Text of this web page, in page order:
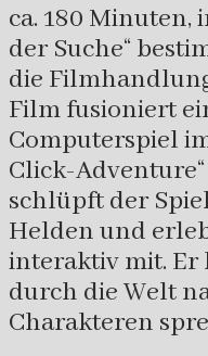
ca. 180 Minuten,
der Suche“
die
Film fusioniert
Computerspiel
Click-
schlüpft der
Helden und
interaktiv mit. Er
durch die Welt
Charakteren